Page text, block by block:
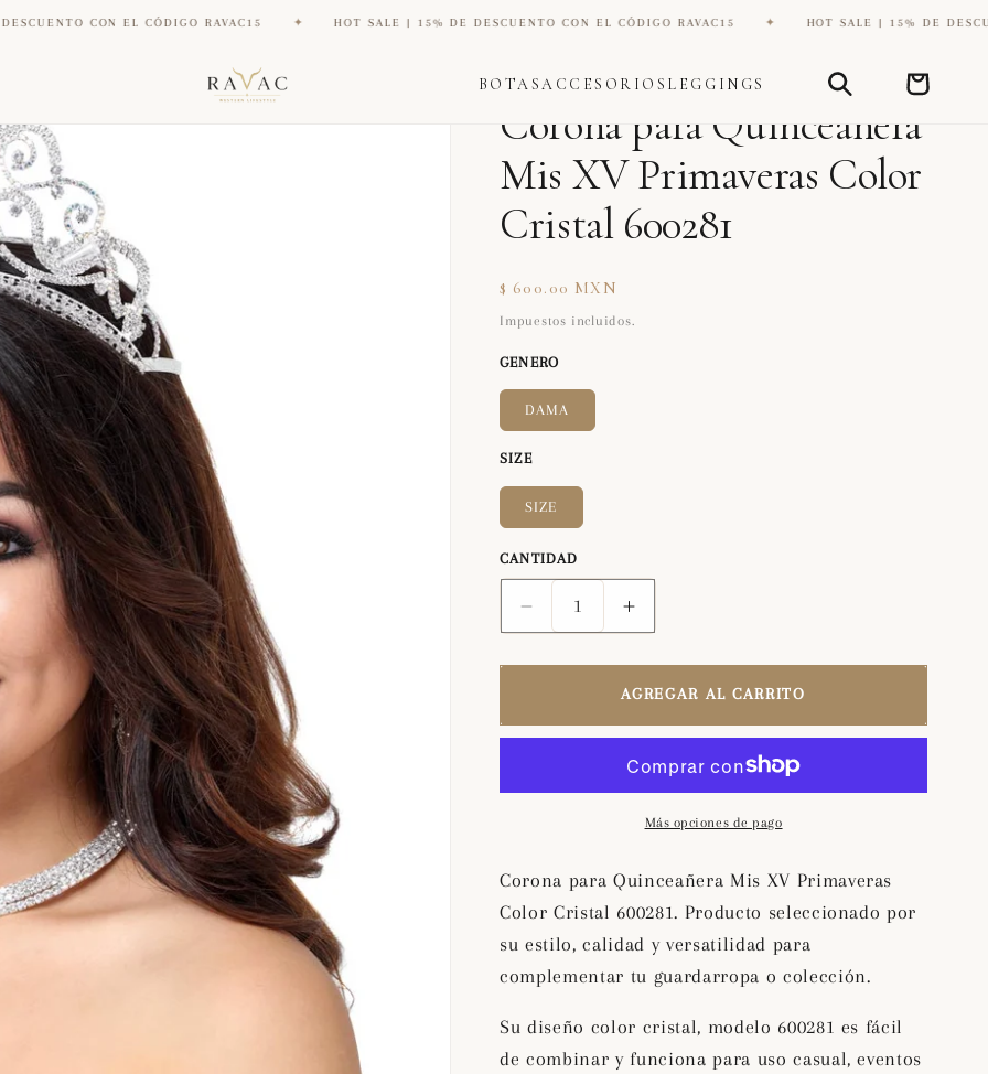
EL CÓDIGO RAVAC15 ✦ HOT SALE | 15% DE DESCUENTO CON EL CÓDIGO RAVAC15 ✦ HOT SALE | 15% DE DESCUENTO CON
BOTASACCESORIOS LEGGINGS Carrito
DIANA ZAPATERIA INC
Corona para Quinceañera
Mis XV Primaveras Color
Cristal 600281
Precio
habitual
$ 600.00 MXN
Impuestos incluidos.
GENERO
DAMA
SIZE
SIZE
CANTIDAD
Reducir
cantidad
para
Quinceañera
XV
600281
Aumentar
cantidad
para
Corona
Quinceañera
Mis
XV
Primaveras
Cristal
600281
AGREGAR AL CARRITO
Más opciones de pago
Corona para Quinceañera Mis XV Primaveras
Color Cristal 600281. Producto seleccionado por
su estilo, calidad y versatilidad para
complementar tu guardarropa o colección.
Su diseño color cristal, modelo 600281 es fácil
de combinar y funciona para uso casual, eventos